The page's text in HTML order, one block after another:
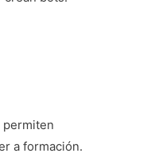
permiten
a formación.